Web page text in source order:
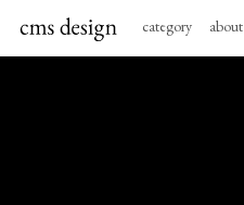
category about